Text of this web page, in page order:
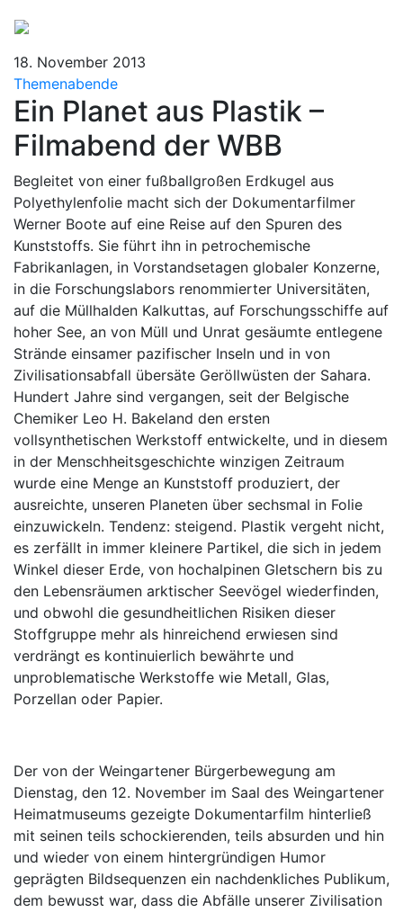
18. November 2013
Themenabende
Ein Planet aus Plastik –
Filmabend der WBB
Begleitet von einer fußballgroßen Erdkugel aus
Polyethylenfolie macht sich der Dokumentarfilmer
Werner Boote auf eine Reise auf den Spuren des
Kunststoffs. Sie führt ihn in petrochemische
Fabrikanlagen, in Vorstandsetagen globaler Konzerne,
in die Forschungslabors renommierter Universitäten,
auf die Müllhalden Kalkuttas, auf Forschungsschiffe auf
hoher See, an von Müll und Unrat gesäumte entlegene
Strände einsamer pazifischer Inseln und in von
Zivilisationsabfall übersäte Geröllwüsten der Sahara.
Hundert Jahre sind vergangen, seit der Belgische
Chemiker Leo H. Bakeland den ersten
vollsynthetischen Werkstoff entwickelte, und in diesem
in der Menschheitsgeschichte winzigen Zeitraum
wurde eine Menge an Kunststoff produziert, der
ausreichte, unseren Planeten über sechsmal in Folie
einzuwickeln. Tendenz: steigend. Plastik vergeht nicht,
es zerfällt in immer kleinere Partikel, die sich in jedem
Winkel dieser Erde, von hochalpinen Gletschern bis zu
den Lebensräumen arktischer Seevögel wiederfinden,
und obwohl die gesundheitlichen Risiken dieser
Stoffgruppe mehr als hinreichend erwiesen sind
verdrängt es kontinuierlich bewährte und
unproblematische Werkstoffe wie Metall, Glas,
Porzellan oder Papier.
Der von der Weingartener Bürgerbewegung am
Dienstag, den 12. November im Saal des Weingartener
Heimatmuseums gezeigte Dokumentarfilm hinterließ
mit seinen teils schockierenden, teils absurden und hin
und wieder von einem hintergründigen Humor
geprägten Bildsequenzen ein nachdenkliches Publikum,
dem bewusst war, dass die Abfälle unserer Zivilisation